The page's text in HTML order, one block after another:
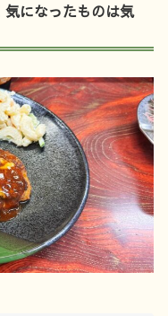
になったものは気